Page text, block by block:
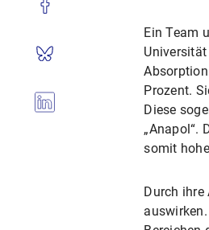
Ein Team
Prozent.
Diese
„Anapol“.
somit
Durch ihre